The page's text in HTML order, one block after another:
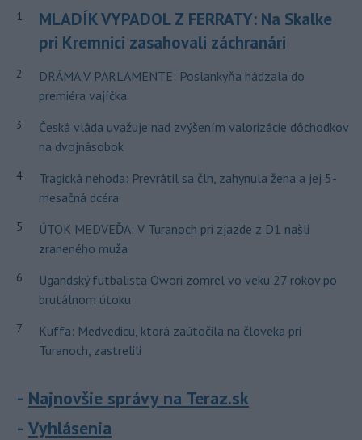
1
MLADÍK VYPADOL Z FERRATY: Na Skalke
pri Kremnici zasahovali záchranári
2
DRÁMA V PARLAMENTE: Poslankyňa hádzala do
premiéra vajíčka
3
Česká vláda uvažuje nad zvýšením valorizácie dôchodkov
na dvojnásobok
4
Tragická nehoda: Prevrátil sa čln, zahynula žena a jej 5-
mesačná dcéra
5
ÚTOK MEDVEĎA: V Turanoch pri zjazde z D1 našli
zraneného muža
6
Ugandský futbalista Owori zomrel vo veku 27 rokov po
brutálnom útoku
7
Kuffa: Medvedicu, ktorá zaútočila na človeka pri
Turanoch, zastrelili
Najnovšie správy na Teraz.sk
Vyhlásenia